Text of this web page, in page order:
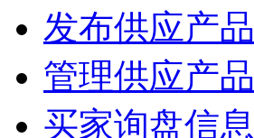
发布供应产品
管理供应产品
买家询盘信息